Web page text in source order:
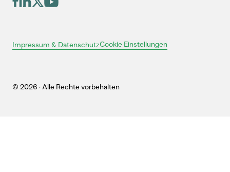
Impressum & DatenschutzCookie Einstellungen
© 2026 · Alle Rechte vorbehalten